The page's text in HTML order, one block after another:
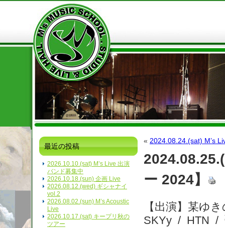
最近の投稿
2026.10.10.(sat) M’s Live 出演
バンド募集中
2026.10.18.(sun) 企画 Live
2026.08.12.(wed) ギシャナイ
vol.2
2026.08.02.(sun) M’s Acoustic
Live
2026.10.17.(sat) キープリ秋の
ツアー
« 2024.08.24.(sat) M’s
ー 2024】
【出演】某ゆ
SKYy / HTN /